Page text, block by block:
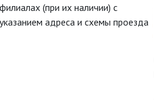
филиалах (при их наличии) с
указанием адреса и схемы проезда